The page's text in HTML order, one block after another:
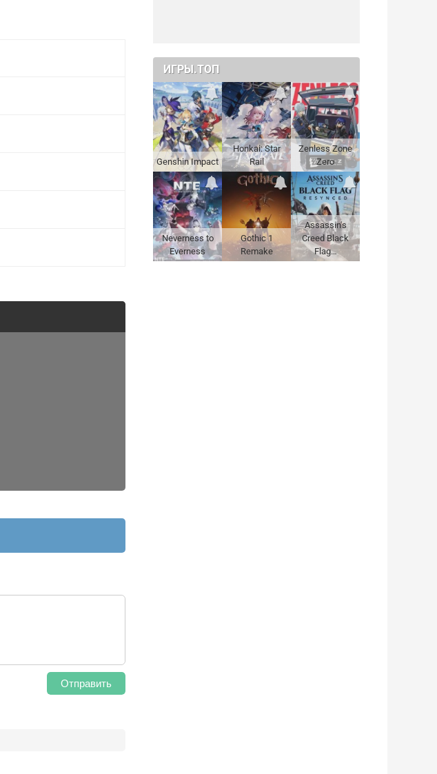
Отправить
ИГРЫ.ТОП
Genshin Impact
Honkai: Star
Rail
Zenless Zone
Zero
Neverness to
Everness
Gothic 1
Remake
Assassin's
Creed Black
Flag…